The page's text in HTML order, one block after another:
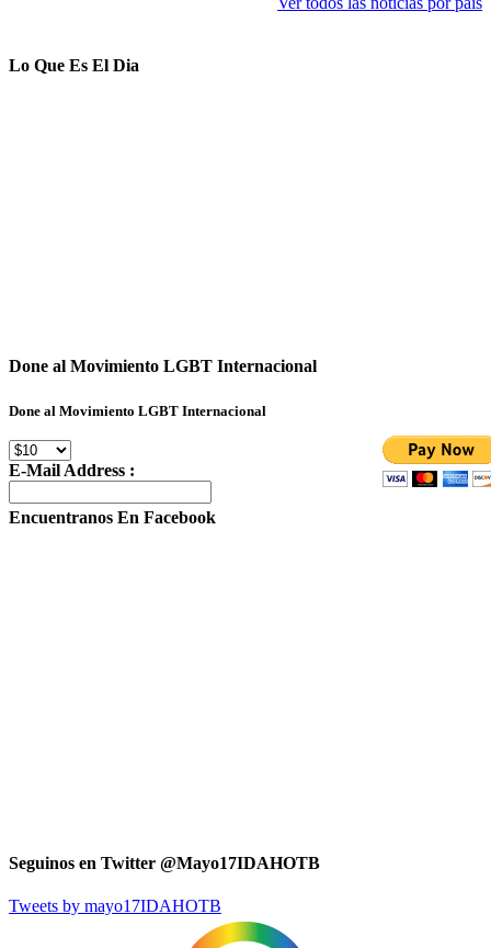
Lo Que Es El Dia
Done al Movimiento LGBT Internacional
Done al Movimiento LGBT Internacional
E-Mail Address :
Encuentranos En Facebook
Seguinos en Twitter @Mayo17IDAHOTB
Tweets by mayo17IDAHOTB